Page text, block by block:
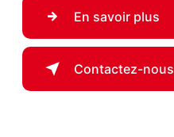
En savoir plus
Contactez-nous